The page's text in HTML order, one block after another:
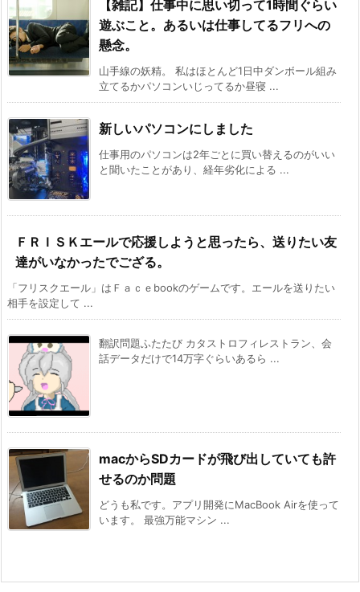
【雑記】仕事中に思い切って1時間ぐらい
遊ぶこと。あるいは仕事してるフリへの
懸念。
山手線の妖精。 私はほとんど1日中ダンボール組み
立てるかパソコンいじってるか昼寝 ...
新しいパソコンにしました
仕事用のパソコンは2年ごとに買い替えるのがいい
と聞いたことがあり、経年劣化による ...
ＦＲＩＳＫエールで応援しようと思ったら、送りたい友
達がいなかったでござる。
「フリスクエール」はＦａｃｅbookのゲームです。エールを送りたい
相手を設定して ...
翻訳問題ふたたび カタストロフィレストラン、会
話データだけで14万字ぐらいあるら ...
macからSDカードが飛び出していても許
せるのか問題
どうも私です。アプリ開発にMacBook Airを使って
います。 最強万能マシン ...